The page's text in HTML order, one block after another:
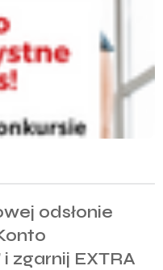
odsłonie
zgarnij EXTRA